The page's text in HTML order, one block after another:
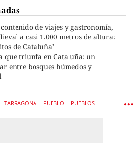
de viajes y gastronomía,
a casi 1.000 metros de altura:
de Cataluña"
que triunfa en Cataluña: un
entre bosques húmedos y
TARRAGONA PUEBLO PUEBLOS